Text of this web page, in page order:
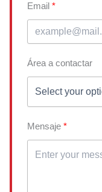
Email
Área a contactar
Mensaje